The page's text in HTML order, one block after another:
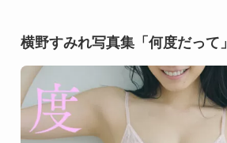
横野すみれ写真集「何度だって」